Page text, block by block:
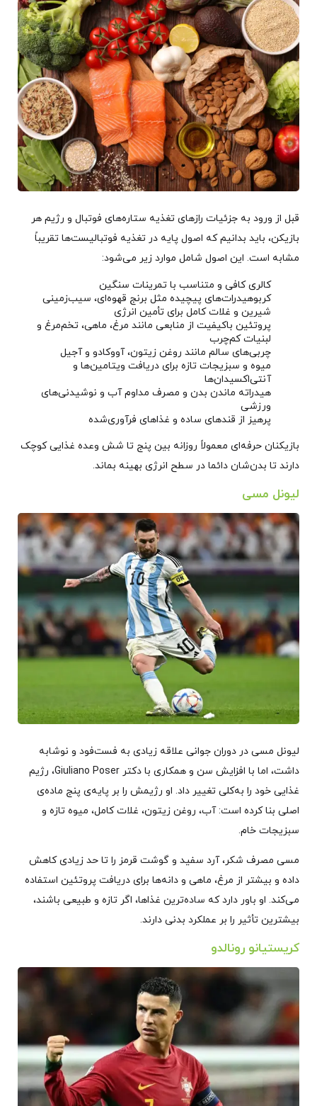
قبل از ورود به جزئیات رازهای تغذیه ستاره‌های فوتبال و رژیم هر
بازیکن، باید بدانیم که اصول پایه در تغذیه فوتبالیست‌ها تقریباً
مشابه است. این اصول شامل موارد زیر می‌شود:
کالری کافی و متناسب با تمرینات سنگین
کربوهیدرات‌های پیچیده مثل برنج قهوه‌ای، سیب‌زمینی
شیرین و غلات کامل برای تأمین انرژی
پروتئین باکیفیت از منابعی مانند مرغ، ماهی، تخم‌مرغ و
لبنیات کم‌چرب
چربی‌های سالم مانند روغن زیتون، آووکادو و آجیل
میوه و سبزیجات تازه برای دریافت ویتامین‌ها و
آنتی‌اکسیدان‌ها
هیدراته ماندن بدن و مصرف مداوم آب و نوشیدنی‌های
ورزشی
پرهیز از قندهای ساده و غذاهای فرآوری‌شده
بازیکنان حرفه‌ای معمولاً روزانه بین پنج تا شش وعده غذایی کوچک
دارند تا بدن‌شان دائما در سطح انرژی بهینه بماند.
لیونل مسی
لیونل مسی در دوران جوانی علاقه زیادی به فست‌فود و نوشابه
داشت، اما با افزایش سن و همکاری با دکتر Giuliano Poser، رژیم
غذایی خود را به‌کلی تغییر داد. او رژیمش را بر پایه‌ی پنج ماده‌ی
اصلی بنا کرده است: آب، روغن زیتون، غلات کامل، میوه تازه و
سبزیجات خام.
مسی مصرف شکر، آرد سفید و گوشت قرمز را تا حد زیادی کاهش
داده و بیشتر از مرغ، ماهی و دانه‌ها برای دریافت پروتئین استفاده
می‌کند. او باور دارد که ساده‌ترین غذاها، اگر تازه و طبیعی باشند،
بیشترین تأثیر را بر عملکرد بدنی دارند.
کریستیانو رونالدو